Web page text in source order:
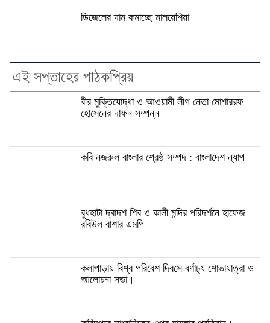
ডিজেলের দাম কমাচ্ছে মালয়েশিয়া
এই সপ্তাহের পাঠকপ্রিয়
বীর মুক্তিযোদ্ধা ও আওয়ামী লীগ নেতা মোশাররফ
হোসেনের দাফন সম্পন্ন
কবি নজরুল বাংলার শ্রেষ্ঠ সম্পদ : বাংলাদেশ ন্যাপ
বুধহাটা দ্বাদশ শিব ও কালী মন্দির পরিদর্শনে হাফেজ
রবিউল বাশার এমপি
কলাপাড়ায় বিশ্ব পরিবেশ দিবসে বর্ণাঢ্য শোভাযাত্রা ও
আলোচনা সভা।